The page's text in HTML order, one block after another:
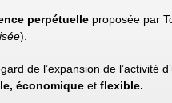
perpétuelleproposée par
).
de l’expansion de l’activité
économiqueet flexible.